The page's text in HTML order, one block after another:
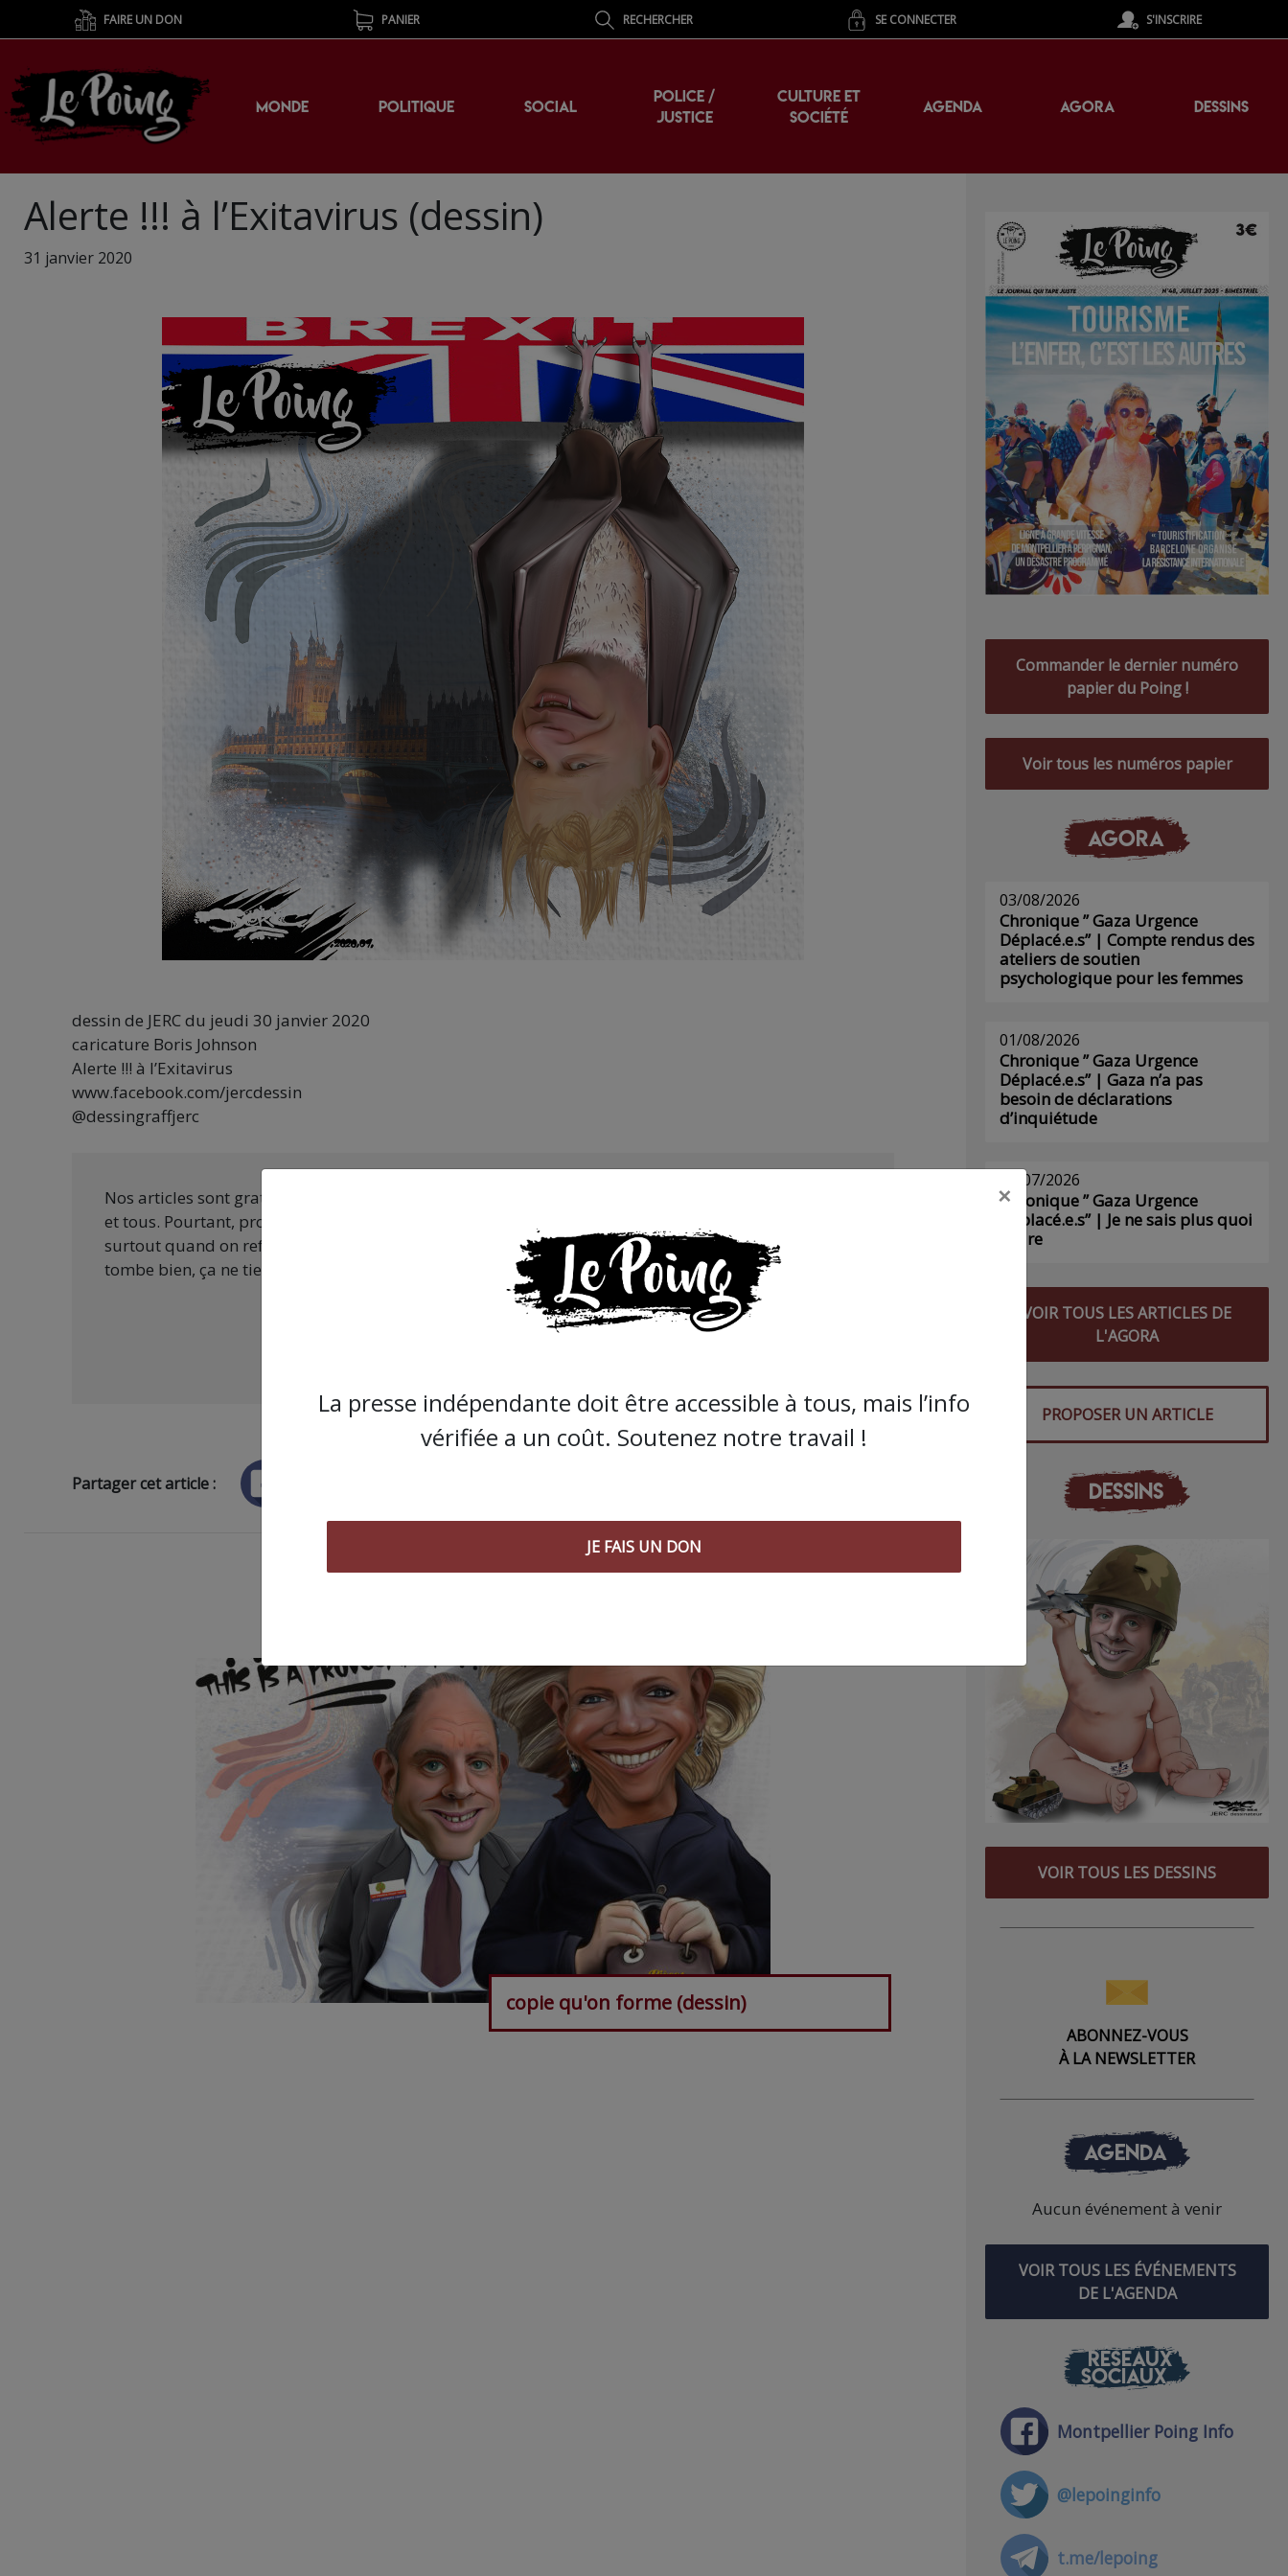
FAIRE UN DON PANIER RECHERCHER SE CONNECTER S'INSCRIRE
MONDE POLITIQUE SOCIAL
POLICE /
JUSTICE
CULTURE ET
SOCIÉTÉ
AGENDA AGORA DESSINS
Alerte !!! à l’Exitavirus (dessin)
31 janvier 2020
dessin de JERC du jeudi 30 janvier 2020
caricature Boris Johnson
Alerte !!! à l’Exitavirus
www.facebook.com/jercdessin
@dessingraffjerc
Nos articles sont gratuits car nous pensons que la presse indépendante doit être accessible à toutes
et tous. Pourtant, produire une information engagée et de qualité nécessite du temps et de l’argent,
surtout quand on refuse d’être aux ordres de Bolloré et de ses amis… Pourvu que ça dure ! Ça
tombe bien, ça ne tient qu’à vous :
Partager cet article :
copie qu'on forme (dessin)
Commander le dernier numéro
papier du Poing !
Voir tous les numéros papier
AGORA
03/08/2026
Chronique ” Gaza Urgence
Déplacé.e.s” | Compte rendus des
ateliers de soutien
psychologique pour les femmes
01/08/2026
Chronique ” Gaza Urgence
Déplacé.e.s” | Gaza n’a pas
besoin de déclarations
d’inquiétude
29/07/2026
Chronique ” Gaza Urgence
Déplacé.e.s” | Je ne sais plus quoi
écrire
VOIR TOUS LES ARTICLES DE
L'AGORA
PROPOSER UN ARTICLE
DESSINS
VOIR TOUS LES DESSINS
ABONNEZ-VOUS
À LA NEWSLETTER
AGENDA
Aucun événement à venir
VOIR TOUS LES ÉVÉNEMENTS
DE L'AGENDA
RÉSEAUX
SOCIAUX
Montpellier Poing Info
@lepoinginfo
t.me/lepoing
×
La presse indépendante doit être accessible à tous, mais l’info
vérifiée a un coût. Soutenez notre travail !
JE FAIS UN DON